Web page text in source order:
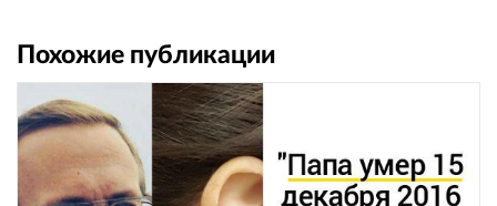
Похожие публикации